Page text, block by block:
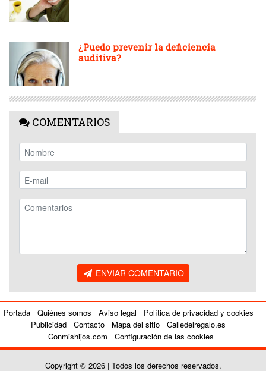
¿Puedo prevenir la deficiencia
auditiva?
COMENTARIOS
ENVIAR COMENTARIO
Portada Quiénes somos Aviso legal
Política de privacidad y cookies
Publicidad
Contacto Mapa del sitio
Calledelregalo.es
Conmishijos.com
Configuración de las cookies
Copyright © 2026 | Todos los derechos reservados.